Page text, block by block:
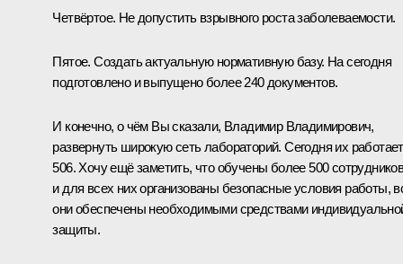
Четвёртое. Не допустить взрывного роста заболеваемости.
Пятое. Создать актуальную нормативную базу. На сегодня
подготовлено и выпущено более 240 документов.
И конечно, о чём Вы сказали, Владимир Владимирович,
развернуть широкую сеть лабораторий. Сегодня их работает
506. Хочу ещё заметить, что обучены более 500
и для всех них организованы безопасные условия работы,
они обеспечены необходимыми средствами
защиты.